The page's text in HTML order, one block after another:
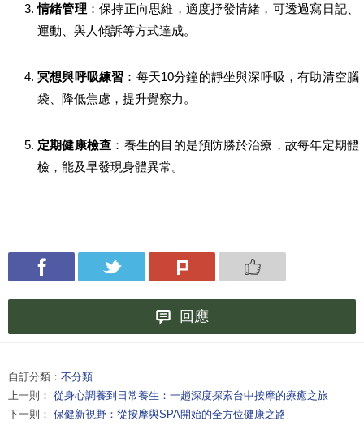
情緒管理：保持正向思維，適度抒發情緒，可透過寫日記、
運動、與人傾訴等方式達成。
冥想與呼吸練習 ：每天10分鐘的靜坐與深呼吸，有助清空腦
袋、降低焦慮，提升覺察力。
定期健康檢查 ：養生的目的是預防勝於治療，故每年定期體
檢，能及早發現身體異常。
回應
自訂分類： 不分類
上一則： 從身心調養到日常養生：一趟深度探索台中按摩的療癒之旅
下一則： 保健新視野：從按摩與SPA開始的全方位健康之路